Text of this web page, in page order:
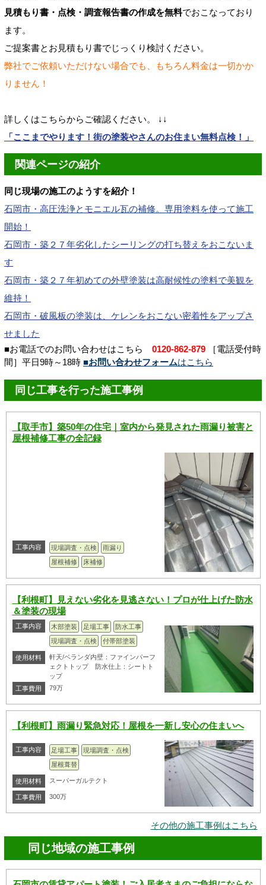
見積もり書・点検・調査報告書の作成を無料でおこなっており
ます。
ご提案書とお見積もり書でじっくり検討ください。
弊社でご依頼いただけない場合でも、もちろん料金は一切かか
りません！
詳しくはこちらからご確認ください。 ↓↓
「ここまでやります！街の塗装やさんのお住まい無料点検！」
関連ページの紹介
同じ現場の施工のようすを紹介！
石岡市・高圧洗浄とモニエル瓦の補修。専用塗料を使って施工
開始！
石岡市・築２７年劣化したシーリングの打ち替えをおこないま
す
石岡市・築２７年初めての外壁塗装は高耐候性の塗料で美観を
維持！
石岡市・破風板の塗装は、ケレンをおこない密着性をアップさ
せました
■お電話でのお問い合わせはこちら 0120-862-879 ［電話受付時
間］平日9時～18時 ■お問い合わせフォームはこちら
同じ工事を行った施工事例
【取手市】築50年の住宅｜室内から発見された雨漏り被害と
屋根補修工事の全記録
工事内容 現場調査・点検
雨漏り
屋根補修
床補修
【利根町】見えない劣化を見逃さない！プロが仕上げた防水
＆塗装の現場
工事内容 木部塗装 足場工事
防水工事
現場調査・点検
付帯部塗装
使用材料
軒天/ベランダ内壁：ファインパーフ
ェクトトップ 防水仕上：シートト
ップ
工事費用
79万
【利根町】雨漏り緊急対応！屋根を一新し安心の住まいへ
工事内容 足場工事
現場調査・点検
屋根葺替
使用材料 スーパーガルテクト
工事費用 300万
その他の施工事例はこちら
同じ地域の施工事例